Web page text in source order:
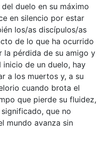
duelo en su máximo
en silencio por estar
los/as discípulos/as
de lo que ha ocurrido
pérdida de su amigo y
inicio de un duelo, hay
a los muertos y, a su
cuando brota el
que pierde su fluidez,
que no
mundo avanza sin